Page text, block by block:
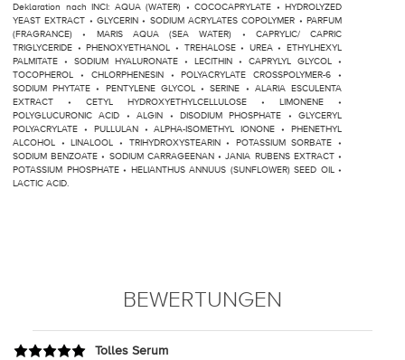
Deklaration nach INCI: AQUA (WATER) • COCOCAPRYLATE • HYDROLYZED
YEAST EXTRACT • GLYCERIN • SODIUM ACRYLATES COPOLYMER • PARFUM
(FRAGRANCE) • MARIS AQUA (SEA WATER) • CAPRYLIC/ CAPRIC
TRIGLYCERIDE • PHENOXYETHANOL • TREHALOSE • UREA • ETHYLHEXYL
PALMITATE • SODIUM HYALURONATE • LECITHIN • CAPRYLYL GLYCOL •
TOCOPHEROL • CHLORPHENESIN • POLYACRYLATE CROSSPOLYMER-6 •
SODIUM PHYTATE • PENTYLENE GLYCOL • SERINE • ALARIA ESCULENTA
EXTRACT • CETYL HYDROXYETHYLCELLULOSE • LIMONENE •
POLYGLUCURONIC ACID • ALGIN • DISODIUM PHOSPHATE • GLYCERYL
POLYACRYLATE • PULLULAN • ALPHA-ISOMETHYL IONONE • PHENETHYL
ALCOHOL • LINALOOL • TRIHYDROXYSTEARIN • POTASSIUM SORBATE •
SODIUM BENZOATE • SODIUM CARRAGEENAN • JANIA RUBENS EXTRACT •
POTASSIUM PHOSPHATE • HELIANTHUS ANNUUS (SUNFLOWER) SEED OIL •
LACTIC ACID.
BEWERTUNGEN
Tolles Serum